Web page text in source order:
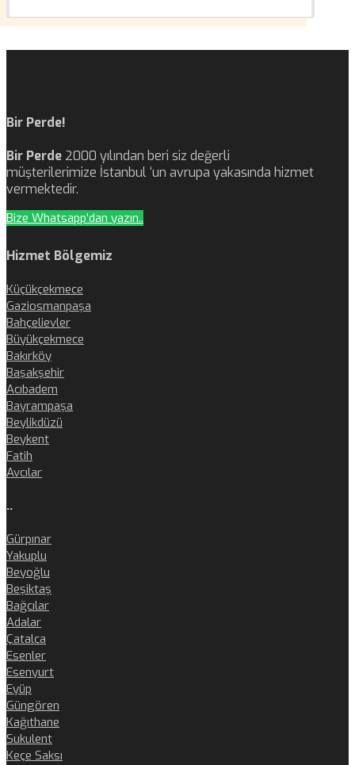
Bir Perde!
Bir Perde 2000 yılından beri siz değerli
müşterilerimize İstanbul ‘un avrupa yakasında hizmet
vermektedir.
Bize Whatsapp'dan yazın..
Hizmet Bölgemiz
Küçükçekmece
Gaziosmanpaşa
Bahçelievler
Büyükçekmece
Bakırköy
Başakşehir
Acıbadem
Bayrampaşa
Beylikdüzü
Beykent
Fatih
Avcılar
..
Gürpınar
Yakuplu
Beyoğlu
Beşiktaş
Bağcılar
Adalar
Çatalca
Esenler
Esenyurt
Eyüp
Güngören
Kağıthane
Sukulent
Keçe Saksı